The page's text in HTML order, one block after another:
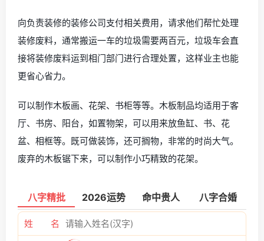
向负责装修的装修公司支付相关费用，请求他们帮忙处理
装修废料，通常搬运一车的垃圾需要两百元，垃圾车会直
接将装修废料运到相门部门进行合理处置，这样业主也能
更省心省力。
可以制作木板画、花架、书柜等等。木板制品均适用于客
厅、书房、阳台，如置物架，可以用来放鱼缸、书、花
盆、相框等。既可做装饰，还可搁物，非常的时尚大气。
废弃的木板锯下来，可以制作小巧精致的花架。
八字精批 2026运势 命中贵人 八字合婚
姓 名